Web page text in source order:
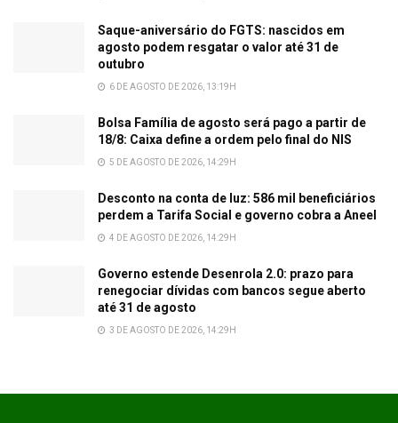
Saque-aniversário do FGTS: nascidos em
agosto podem resgatar o valor até 31 de
outubro
6 DE AGOSTO DE 2026, 13:19H
Bolsa Família de agosto será pago a partir de
18/8: Caixa define a ordem pelo final do NIS
5 DE AGOSTO DE 2026, 14:29H
Desconto na conta de luz: 586 mil beneficiários
perdem a Tarifa Social e governo cobra a Aneel
4 DE AGOSTO DE 2026, 14:29H
Governo estende Desenrola 2.0: prazo para
renegociar dívidas com bancos segue aberto
até 31 de agosto
3 DE AGOSTO DE 2026, 14:29H